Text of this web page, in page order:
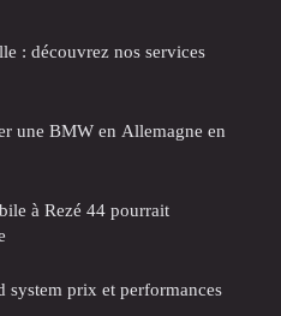
: découvrez nos services
une BMW en Allemagne en
à Rezé 44 pourrait
system prix et performances